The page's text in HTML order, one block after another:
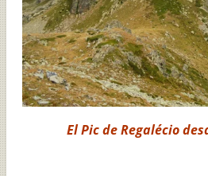
El Pic de Regalécio